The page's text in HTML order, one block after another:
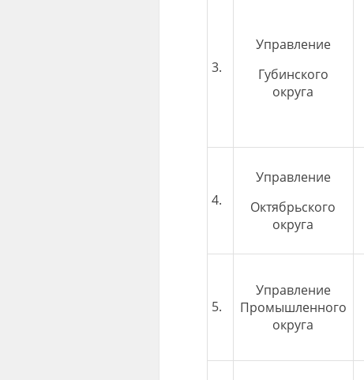
3.
Управление
Губинского
округа
4.
Управление
Октябрьского
округа
5.
Управление
Промышленного
округа